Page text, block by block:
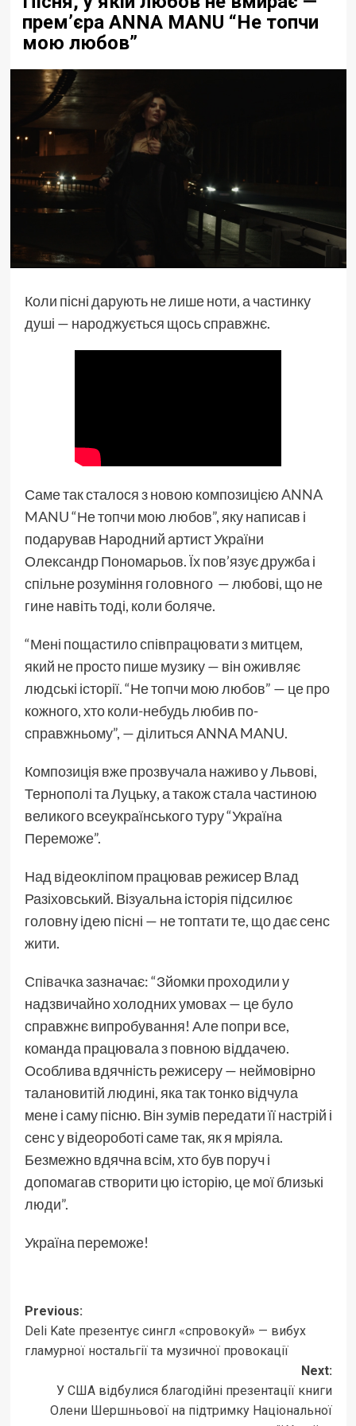
прем’єра ANNA MANU “Не топчи
мою любов”
Коли пісні дарують не лише ноти, а частинку
душі — народжується щось справжнє.
Саме так сталося з новою композицієюANNA
MANU“Не топчи мою любов”, яку написав і
подарував Народний артист України
Олександр Пономарьов. Їх пов’язує дружба і
спільне розуміння головного — любові, що не
гине навіть тоді, коли боляче.
“Мені пощастило співпрацювати з митцем,
який не просто пише музику — він оживляє
людські історії. “Не топчи мою любов” — це про
кожного, хто коли-небудь любив по-
справжньому”, — ділиться ANNA MANU.
Композиція вже прозвучала наживо у Львові,
Тернополі та Луцьку, а також стала частиною
великого всеукраїнського туру “Україна
Переможе”.
Над відеокліпом працював режисер Влад
Разіховський. Візуальна історія підсилює
головну ідею пісні — не топтати те, що дає сенс
жити.
Співачказазначає: “Зйомки проходили у
надзвичайно холодних умовах — це було
справжнє випробування! Але попри все,
команда працювала з повною віддачею.
Особлива вдячність режисеру — неймовірно
талановитій людині, яка так тонко відчула
мене і саму пісню. Він зумів передати її настрій і
сенс у відеороботі саме так, як я мріяла.
Безмежно вдячна всім, хто був поруч і
допомагав створити цю історію, це мої близькі
люди”.
Україна переможе!
Post
navigation
Previous:
Deli Kate презентує сингл «спровокуй» — вибух
гламурної ностальгії та музичної провокації
Next:
У США відбулися благодійні презентації книги
Олени Шершньової на підтримку Національної